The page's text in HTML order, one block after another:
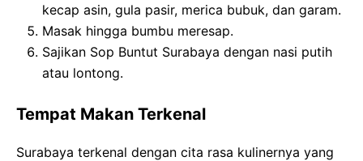
kecap asin, gula pasir, merica bubuk, dan garam.
Masak hingga bumbu meresap.
Sajikan Sop Buntut Surabaya dengan nasi putih
atau lontong.
Tempat Makan Terkenal
Surabaya terkenal dengan cita rasa kulinernya yang